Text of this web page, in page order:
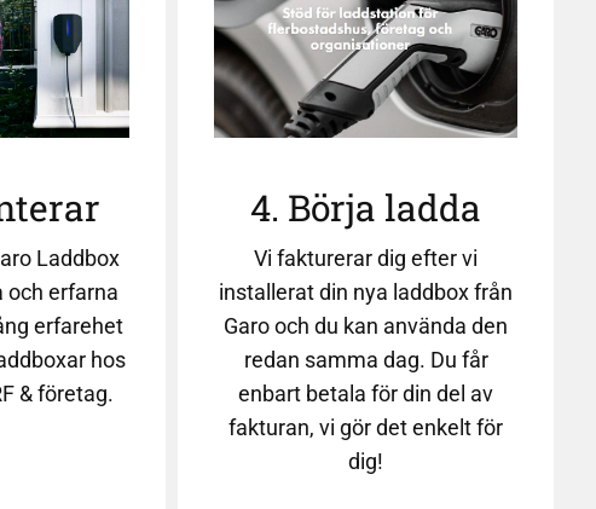
Laddbox
och erfarna
erfarehet
hos
& företag.
4. Börja ladda
Vi fakturerar dig efter vi
installerat din nya laddbox från
Garo och du kan använda den
redan samma dag. Du får
enbart betala för din del av
fakturan, vi gör det enkelt för
dig!